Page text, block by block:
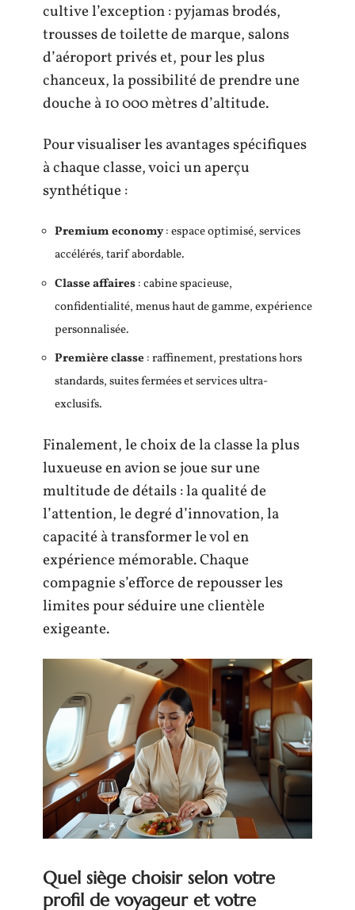
cultive l’exception : pyjamas brodés,
trousses de toilette de marque, salons
d’aéroport privés et, pour les plus
chanceux, la possibilité de prendre une
douche à 10 000 mètres d’altitude.
Pour visualiser les avantages spécifiques
à chaque classe, voici un aperçu
synthétique :
Premium economy: espace optimisé, services
accélérés, tarif abordable.
Classe affaires: cabine spacieuse,
confidentialité, menus haut de gamme, expérience
personnalisée.
Première classe : raffinement, prestations hors
standards, suites fermées et services ultra-
exclusifs.
Finalement, le choix de la classe la plus
luxueuse en avion se joue sur une
multitude de détails : la qualité de
l’attention, le degré d’innovation, la
capacité à transformer le vol en
expérience mémorable. Chaque
compagnie s’efforce de repousser les
limites pour séduire une clientèle
exigeante.
Quel siège choisir selon votre
profil de voyageur et votre